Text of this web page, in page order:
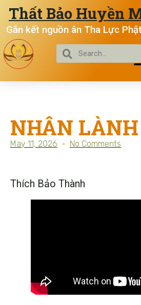
Thất Bảo Huyền
Gắn kết nguồn ân Tha Lực
NHÂN LÀNH
May 11, 2026 No Comments
Thích Bảo Thành